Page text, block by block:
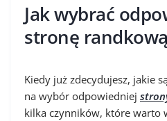
Jak wybrać
stronę
Kiedy już zdecydujesz, jakie
na wybór odpowiedniej
kilka czynników, które warto